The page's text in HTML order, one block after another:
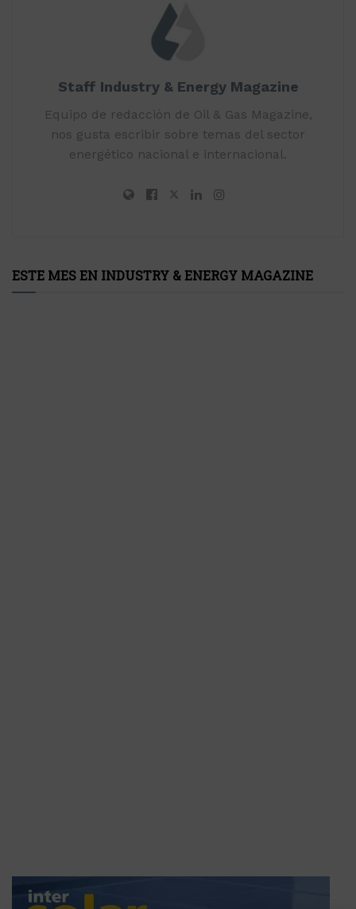
Staff Industry & Energy Magazine
Equipo de redacción de Oil & Gas Magazine,
nos gusta escribir sobre temas del sector
energético nacional e internacional.
ESTE MES EN INDUSTRY & ENERGY MAGAZINE